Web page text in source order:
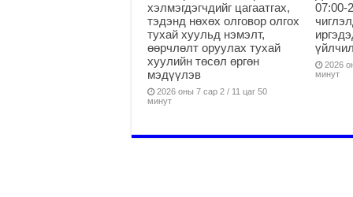
хэлмэгдэгчдийг цагаатгах,
тэдэнд нөхөх олговор олгох
тухай хуульд нэмэлт,
өөрчлөлт оруулах тухай
хуулийн төсөл өргөн
мэдүүлэв
2026 оны 7 сар 2 / 11 цаг 50
минут
07:00-
2026
минут